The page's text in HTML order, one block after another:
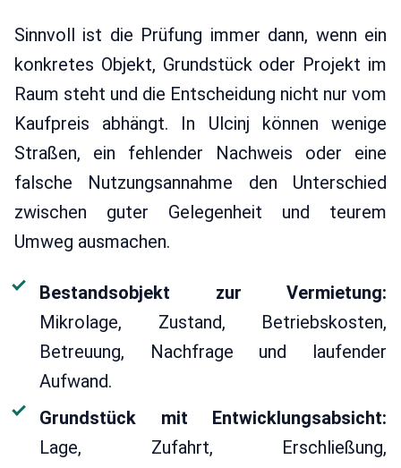
Sinnvoll ist die Prüfung immer dann, wenn ein
konkretes Objekt, Grundstück oder Projekt im
Raum steht und die Entscheidung nicht nur vom
Kaufpreis abhängt. In Ulcinj können wenige
Straßen, ein fehlender Nachweis oder eine
falsche Nutzungsannahme den Unterschied
zwischen guter Gelegenheit und teurem
Umweg ausmachen.
Bestandsobjekt zur Vermietung:
Mikrolage, Zustand, Betriebskosten,
Betreuung, Nachfrage und laufender
Aufwand.
Grundstück mit Entwicklungsabsicht:
Lage, Zufahrt, Erschließung,